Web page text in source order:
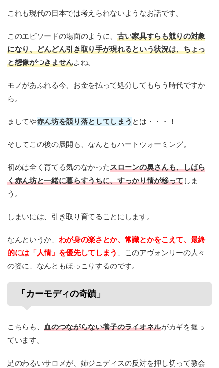
これも現代の日本では考えられないようなお話です。
このエピソードの場面のように、 古い家具すらも競りの対象
になり、どんどん引き取り手が現れるという状況は、ちょっ
と想像がつきませんよね。
モノがあふれる今、お金を払って処分してもらう時代ですか
ら。
ましてや赤ん坊を競り落としてしまう とは・・・！
そしてこの後の展開も、なんともハートウォーミング。
初めは全く育てる気のなかったスローンの奥さんも、しばら
く赤ん坊と一緒に暮らすうちに、すっかり情が移ってしま
う。
しまいには、引き取り育てることにします。
なんというか、 わが身の楽さとか、常識とかをこえて、最終
的には「人情」を優先してしまう
、このアヴォンリーの人々
の姿に、なんともほっこりするのです。
「カーモディの奇蹟」
こちらも、 血のつながらない養子のライオネルがカギを握っ
ています。
足のわるいサロメが、姉ジュディスの反対を押し切って教会